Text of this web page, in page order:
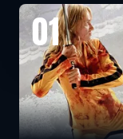
01